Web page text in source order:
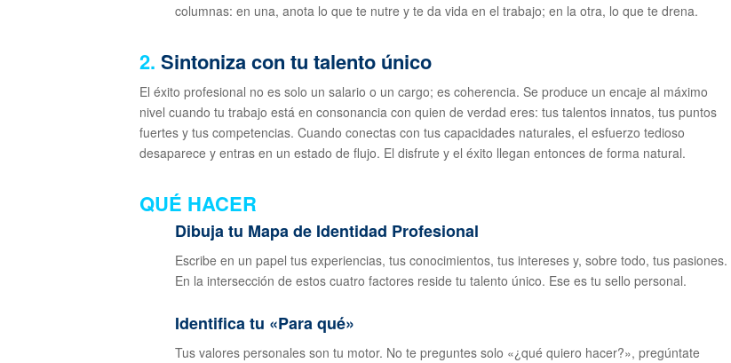
columnas: en una, anota lo que te nutre y te da vida en el trabajo; en la otra, lo que te drena.
2. Sintoniza con tu talento único
El éxito profesional no es solo un salario o un cargo; es coherencia. Se produce un encaje al máximo
nivel cuando tu trabajo está en consonancia con quien de verdad eres: tus talentos innatos, tus puntos
fuertes y tus competencias. Cuando conectas con tus capacidades naturales, el esfuerzo tedioso
desaparece y entras en un estado de flujo. El disfrute y el éxito llegan entonces de forma natural.
QUÉ HACER
Dibuja tu Mapa de Identidad Profesional
Escribe en un papel tus experiencias, tus conocimientos, tus intereses y, sobre todo, tus pasiones.
En la intersección de estos cuatro factores reside tu talento único. Ese es tu sello personal.
Identifica tu «Para qué»
Tus valores personales son tu motor. No te preguntes solo «¿qué quiero hacer?», pregúntate